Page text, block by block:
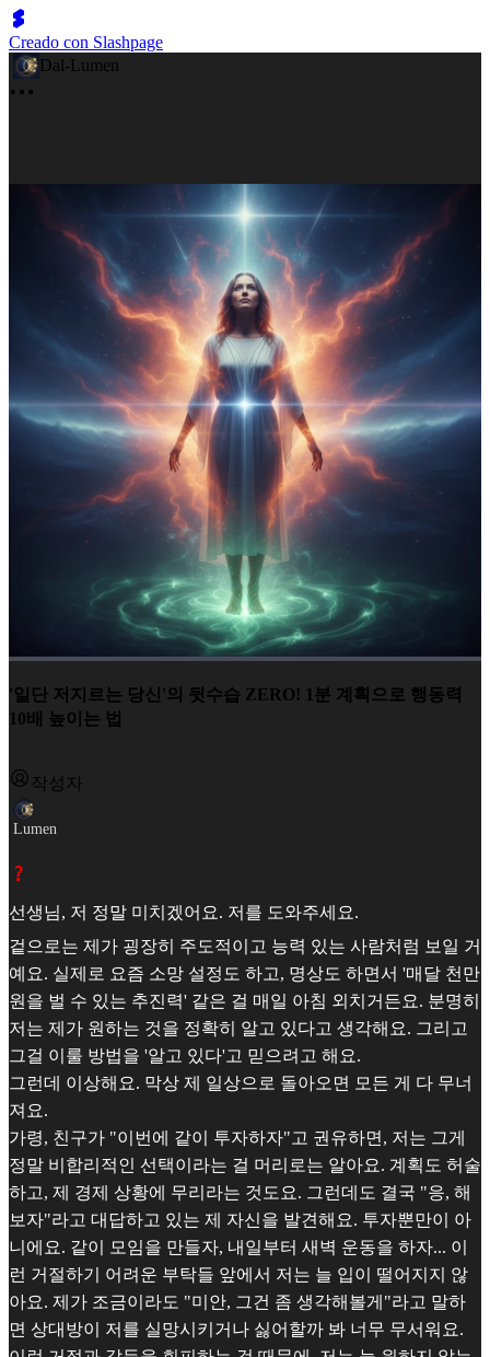
Creado con Slashpage
Dal-Lumen
'일단 저지르는 당신'의 뒷수습 ZERO! 1분 계획으로 행동력
10배 높이는 법
작성자
Lumen
선생님, 저 정말 미치겠어요. 저를 도와주세요.
겉으로는 제가 굉장히 주도적이고 능력 있는 사람처럼 보일 거
예요. 실제로 요즘 소망 설정도 하고, 명상도 하면서 '매달 천만
원을 벌 수 있는 추진력' 같은 걸 매일 아침 외치거든요. 분명히
저는 제가 원하는 것을 정확히 알고 있다고 생각해요. 그리고
그걸 이룰 방법을 '알고 있다'고 믿으려고 해요.
그런데 이상해요. 막상 제 일상으로 돌아오면 모든 게 다 무너
져요.
가령, 친구가 "이번에 같이 투자하자"고 권유하면, 저는 그게
정말 비합리적인 선택이라는 걸 머리로는 알아요. 계획도 허술
하고, 제 경제 상황에 무리라는 것도요. 그런데도 결국 "응, 해
보자"라고 대답하고 있는 제 자신을 발견해요. 투자뿐만이 아
니에요. 같이 모임을 만들자, 내일부터 새벽 운동을 하자... 이
런 거절하기 어려운 부탁들 앞에서 저는 늘 입이 떨어지지 않
아요. 제가 조금이라도 "미안, 그건 좀 생각해볼게"라고 말하
면 상대방이 저를 실망시키거나 싫어할까 봐 너무 무서워요.